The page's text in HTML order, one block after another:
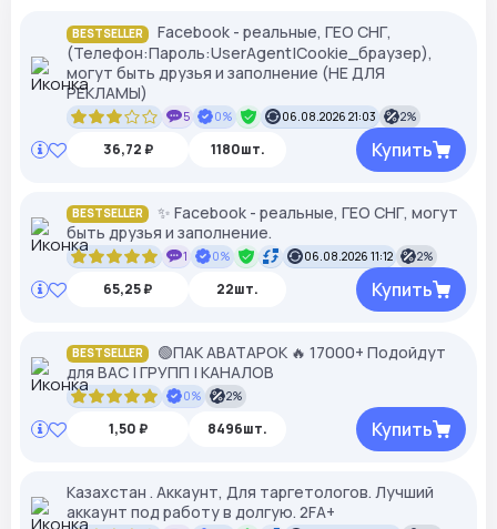
BESTSELLER
Facebook - реальные, ГЕО СНГ,
(Телефон:Пароль:UserAgent|Cookie_браузер),
могут быть друзья и заполнение (НЕ ДЛЯ
РЕКЛАМЫ)
5 0% 06.08.2026 21:03 2%
36,72 ₽ 1180шт. Купить
BESTSELLER
✨ Facebook - реальные, ГЕО СНГ, могут
быть друзья и заполнение.
1 0% 06.08.2026 11:12 2%
65,25 ₽ 22шт. Купить
BESTSELLER
🟢ПАК АВАТАРОК 🔥 17000+ Подойдут
для ВАС | ГРУПП | КАНАЛОВ
0% 2%
1,50 ₽ 8496шт. Купить
Казахстан . Аккаунт, Для таргетологов. Лучший
аккаунт под работу в долгую. 2FA+